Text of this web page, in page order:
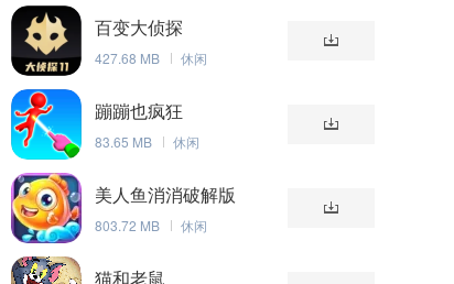
百变大侦探
427.68 MB 休闲
蹦蹦也疯狂
83.65 MB 休闲
美人鱼消消破解版
803.72 MB 休闲
猫和老鼠